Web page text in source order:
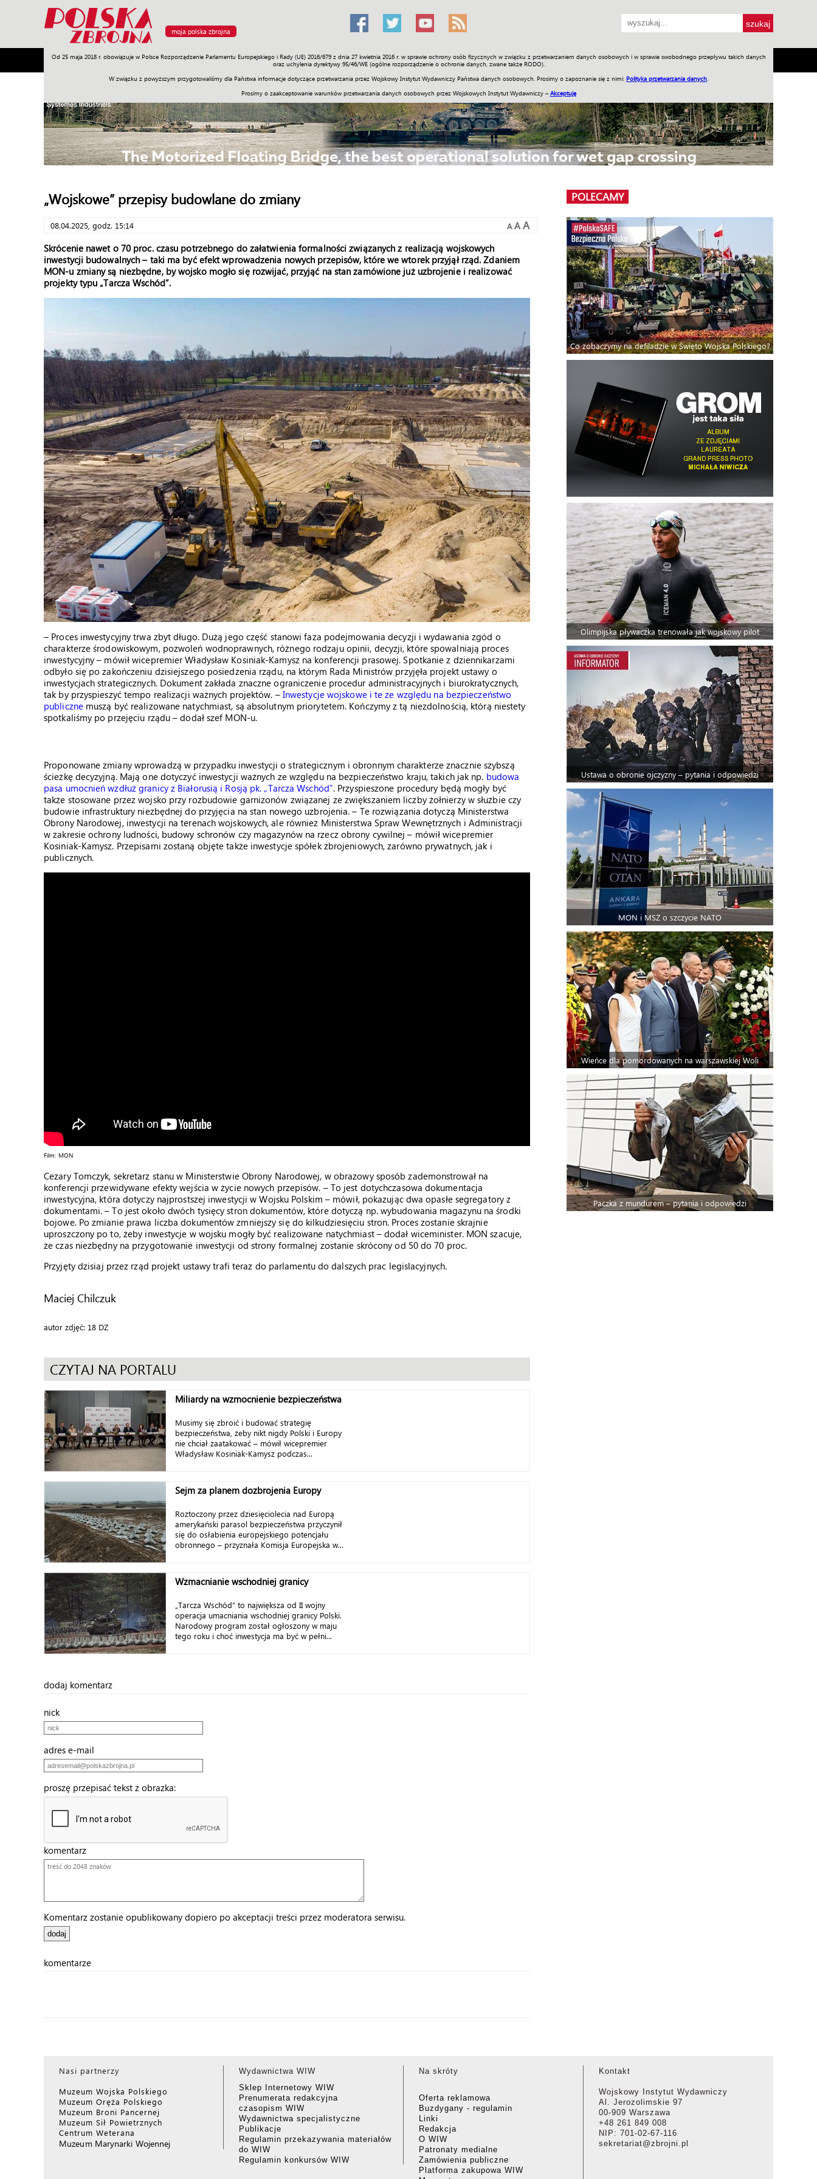
moja polska zbrojna
Od 25 maja 2018 r. obowiązuje w Polsce Rozporządzenie Parlamentu Europejskiego i Rady (UE) 2016/679 z dnia 27 kwietnia 2016 r. w sprawie ochrony osób fizycznych w związku z przetwarzaniem danych osobowych i w sprawie swobodnego przepływu takich danych
oraz uchylenia dyrektywy 95/46/WE (ogólne rozporządzenie o ochronie danych, zwane także RODO).
W związku z powyższym przygotowaliśmy dla Państwa informacje dotyczące przetwarzania przez Wojskowy Instytut Wydawniczy Państwa danych osobowych. Prosimy o zapoznanie się z nimi: Polityka przetwarzania danych
Prosimy o zaakceptowanie warunków przetwarzania danych osobowych przez Wojskowych Instytut Wydawniczy – Akceptuję
Armia Poligon Sprzęt Misje Polityka Prawo Świat Społeczność Sport Historia Galerie Wideo ENGLISH SKLEP Jednodniówki Praca w WIW
„Wojskowe” przepisy budowlane do zmiany
08.04.2025, godz. 15:14 A A A
Skrócenie nawet o 70 proc. czasu potrzebnego do załatwienia formalności związanych z realizacją wojskowych
inwestycji budowalnych – taki ma być efekt wprowadzenia nowych przepisów, które we wtorek przyjął rząd. Zdaniem
MON-u zmiany są niezbędne, by wojsko mogło się rozwijać, przyjąć na stan zamówione już uzbrojenie i realizować
projekty typu „Tarcza Wschód”.
– Proces inwestycyjny trwa zbyt długo. Dużą jego część stanowi faza podejmowania decyzji i wydawania zgód o
charakterze środowiskowym, pozwoleń wodnoprawnych, różnego rodzaju opinii, decyzji, które spowalniają proces
inwestycyjny – mówił wicepremier Władysław Kosiniak-Kamysz na konferencji prasowej. Spotkanie z dziennikarzami
odbyło się po zakończeniu dzisiejszego posiedzenia rządu, na którym Rada Ministrów przyjęła projekt ustawy o
inwestycjach strategicznych. Dokument zakłada znaczne ograniczenie procedur administracyjnych i biurokratycznych,
tak by przyspieszyć tempo realizacji ważnych projektów. – Inwestycje wojskowe i te ze względu na bezpieczeństwo
publicznemuszą być realizowane natychmiast, są absolutnym priorytetem. Kończymy z tą niezdolnością, którą niestety
spotkaliśmy po przejęciu rządu – dodał szef MON-u.
Proponowane zmiany wprowadzą w przypadku inwestycji o strategicznym i obronnym charakterze znacznie szybszą
ścieżkę decyzyjną. Mają one dotyczyć inwestycji ważnych ze względu na bezpieczeństwo kraju, takich jak np. budowa
pasa umocnień wzdłuż granicy z Białorusią i Rosją pk. „Tarcza Wschód”. Przyspieszone procedury będą mogły być
także stosowane przez wojsko przy rozbudowie garnizonów związanej ze zwiększaniem liczby żołnierzy w służbie czy
budowie infrastruktury niezbędnej do przyjęcia na stan nowego uzbrojenia. – Te rozwiązania dotyczą Ministerstwa
Obrony Narodowej, inwestycji na terenach wojskowych, ale również Ministerstwa Spraw Wewnętrznych i Administracji
w zakresie ochrony ludności, budowy schronów czy magazynów na rzecz obrony cywilnej – mówił wicepremier
Kosiniak-Kamysz. Przepisami zostaną objęte także inwestycje spółek zbrojeniowych, zarówno prywatnych, jak i
publicznych.
Film: MON
Cezary Tomczyk, sekretarz stanu w Ministerstwie Obrony Narodowej, w obrazowy sposób zademonstrował na
konferencji przewidywane efekty wejścia w życie nowych przepisów. – To jest dotychczasowa dokumentacja
inwestycyjna, która dotyczy najprostszej inwestycji w Wojsku Polskim – mówił, pokazując dwa opasłe segregatory z
dokumentami. – To jest około dwóch tysięcy stron dokumentów, które dotyczą np. wybudowania magazynu na środki
bojowe. Po zmianie prawa liczba dokumentów zmniejszy się do kilkudziesięciu stron. Proces zostanie skrajnie
uproszczony po to, żeby inwestycje w wojsku mogły być realizowane natychmiast – dodał wiceminister. MON szacuje,
że czas niezbędny na przygotowanie inwestycji od strony formalnej zostanie skrócony od 50 do 70 proc.
Przyjęty dzisiaj przez rząd projekt ustawy trafi teraz do parlamentu do dalszych prac legislacyjnych.
Maciej Chilczuk
autor zdjęć: 18 DZ
CZYTAJ NA PORTALU
Miliardy na wzmocnienie bezpieczeństwa
Musimy się zbroić i budować strategię
bezpieczeństwa, żeby nikt nigdy Polski i Europy
nie chciał zaatakować – mówił wicepremier
Władysław Kosiniak-Kamysz podczas...
Sejm za planem dozbrojenia Europy
Roztoczony przez dziesięciolecia nad Europą
amerykański parasol bezpieczeństwa przyczynił
się do osłabienia europejskiego potencjału
obronnego – przyznała Komisja Europejska w...
Wzmacnianie wschodniej granicy
„Tarcza Wschód” to największa od II wojny
operacja umacniania wschodniej granicy Polski.
Narodowy program został ogłoszony w maju
tego roku i choć inwestycja ma być w pełni...
dodaj komentarz
nick
adres e-mail
proszę przepisać tekst z obrazka:
komentarz
Komentarz zostanie opublikowany dopiero po akceptacji treści przez moderatora serwisu.
komentarze
POLECAMY
Co zobaczymy na defiladzie w Święto Wojska Polskiego?
Olimpijska pływaczka trenowała jak wojskowy pilot
Ustawa o obronie ojczyzny – pytania i odpowiedzi
MON i MSZ o szczycie NATO
Wieńce dla pomordowanych na warszawskiej Woli
Paczka z mundurem – pytania i odpowiedzi
Nasi partnerzy
Muzeum Wojska Polskiego
Muzeum Oręża Polskiego
Muzeum Broni Pancernej
Muzeum Sił Powietrznych
Centrum Weterana
Muzeum Marynarki Wojennej
Wydawnictwa WIW
Sklep Internetowy WIW
Prenumerata redakcyjna
czasopism WIW
Wydawnictwa specjalistyczne
Publikacje
Regulamin przekazywania materiałów
do WIW
Regulamin konkursów WIW
Na skróty
Oferta reklamowa
Buzdygany - regulamin
Linki
Redakcja
O WIW
Patronaty medialne
Zamówienia publiczne
Platforma zakupowa WIW
Kontakt
Wojskowy Instytut Wydawniczy
Al. Jerozolimskie 97
00-909 Warszawa
+48 261 849 008
NIP: 701-02-67-116
sekretariat@zbrojni.pl